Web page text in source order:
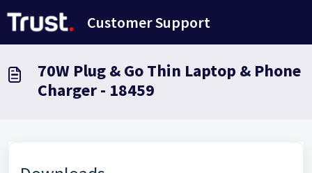
Customer Support
70W Plug & Go Thin Laptop & Phone
Charger - 18459